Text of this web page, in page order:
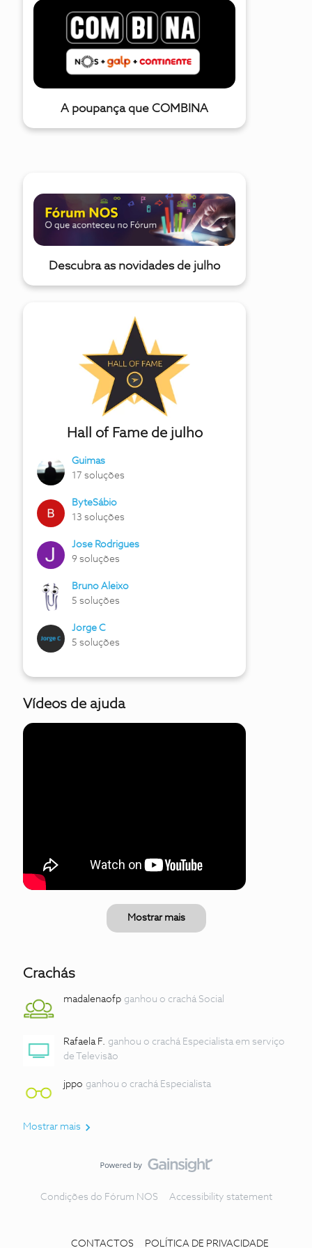
ou princípio de Agosto 2016, o vosso comercial que me
contactou via telefone, informou-me categoricamente -
vocês é que têm a gravação e se forem sérios devem ir
confirmar - que os canais Premium, onde se inclui a SPORTV
SD e HD (julgo eu e foi especificamente falado e gravado
A poupança que COMBINA
Descubra as novidades de julho
Hall of Fame de julho
Guimas
17 soluções
ByteSábio
13 soluções
Jose Rodrigues
9 soluções
Bruno Aleixo
5 soluções
Jorge C
5 soluções
Vídeos de ajuda
Mostrar mais
Crachás
madalenaofp ganhou o crachá Social
Rafaela F. ganhou o crachá Especialista em serviço
de Televisão
jppo ganhou o crachá Especialista
Mostrar mais
Condições do Fórum NOS Accessibility statement
CONTACTOS POLÍTICA DE PRIVACIDADE